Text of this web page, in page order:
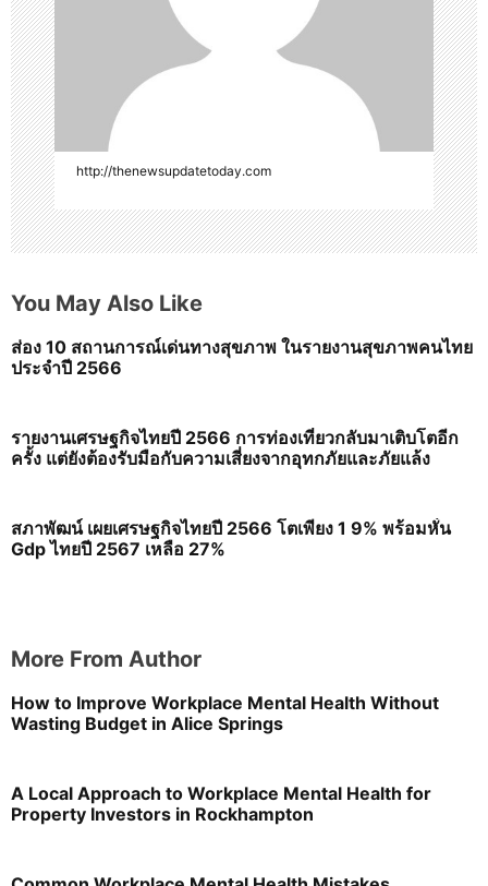
i
o
n
http://thenewsupdatetoday.com
You May Also Like
ส่อง 10 สถานการณ์เด่นทางสุขภาพ ในรายงานสุขภาพคนไทย
ประจำปี 2566
รายงานเศรษฐกิจไทยปี 2566 การท่องเที่ยวกลับมาเติบโตอีก
ครั้ง แต่ยังต้องรับมือกับความเสี่ยงจากอุทกภัยและภัยแล้ง
สภาพัฒน์ เผยเศรษฐกิจไทยปี 2566 โตเพียง 1 9% พร้อมหั่น
Gdp ไทยปี 2567 เหลือ 27%
More From Author
How to Improve Workplace Mental Health Without
Wasting Budget in Alice Springs
A Local Approach to Workplace Mental Health for
Property Investors in Rockhampton